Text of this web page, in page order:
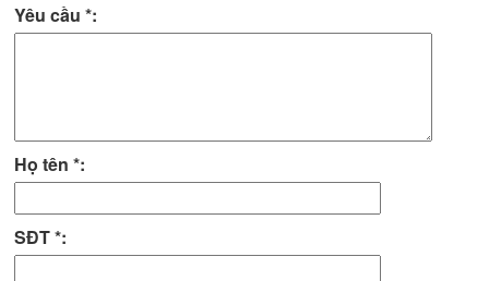
Yêu cầu *:
Họ tên *:
SĐT *: